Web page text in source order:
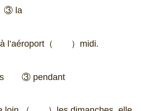
la
à l’aéroport（ ）midi.
③ pendant